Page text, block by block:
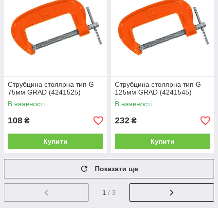
Струбцина столярна тип G
75мм GRAD (4241525)
В наявності
108 ₴
Купити
Струбцина столярна тип G
125мм GRAD (4241545)
В наявності
232 ₴
Купити
Показати ще
1 / 3